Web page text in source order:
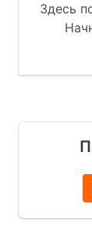
Здесь